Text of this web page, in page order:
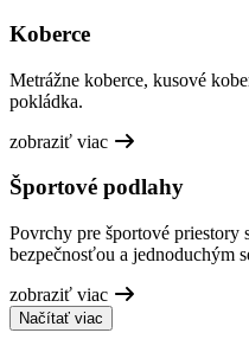
Koberce
Metrážne koberce, kusové
pokládka.
zobraziť viac
Športové podlahy
Povrchy pre športové priestory
bezpečnosťou a jednoduchým
zobraziť viac
Načítať viac